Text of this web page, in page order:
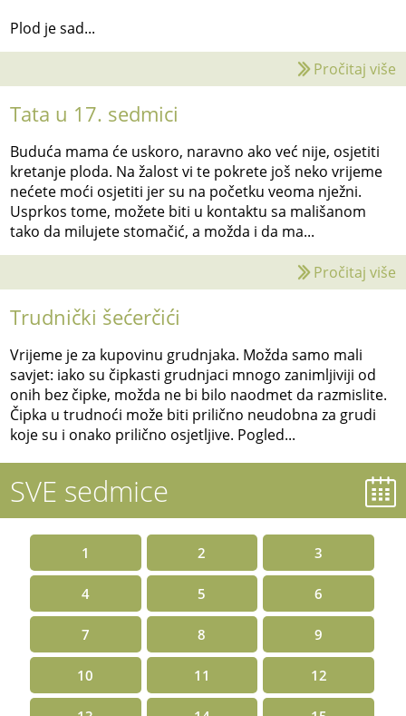
Plod je sad...
Pročitaj više
Tata u 17. sedmici
Buduća mama će uskoro, naravno ako već nije, osjetiti
kretanje ploda. Na žalost vi te pokrete još neko vrijeme
nećete moći osjetiti jer su na početku veoma nježni.
Usprkos tome, možete biti u kontaktu sa mališanom
tako da milujete stomačić, a možda i da ma...
Pročitaj više
Trudnički šećerčići
Vrijeme je za kupovinu grudnjaka. Možda samo mali
savjet: iako su čipkasti grudnjaci mnogo zanimljiviji od
onih bez čipke, možda ne bi bilo naodmet da razmislite.
Čipka u trudnoći može biti prilično neudobna za grudi
koje su i onako prilično osjetljive. Pogled...
SVE sedmice
1 2 3
4 5 6
7 8 9
10 11 12